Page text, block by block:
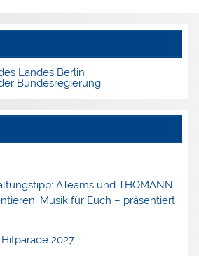
Landes Berlin
Bundesregierung
ATeams und THOMANN
Musik für Euch – präsentiert
2027